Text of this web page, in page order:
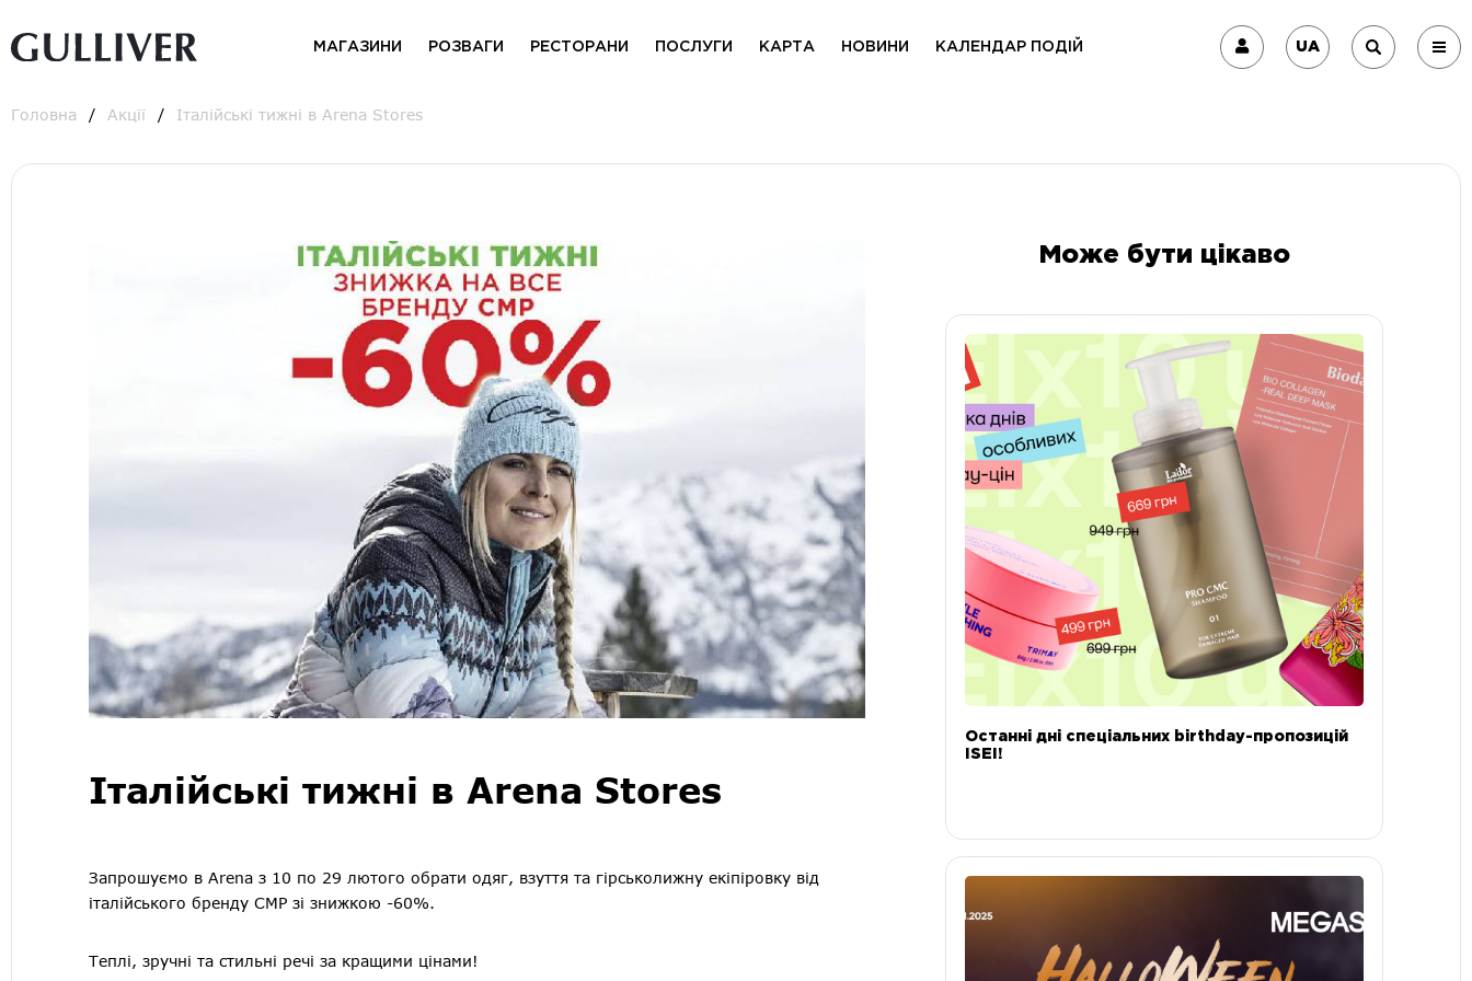
МАГАЗИНИ РОЗВАГИ РЕСТОРАНИ ПОСЛУГИ КАРТА НОВИНИ КАЛЕНДАР ПОДІЙ UA
Головна Акції Італійські тижні в Arena Stores
Італійські тижні в Arena Stores
Запрошуємо в Arena з 10 по 29 лютого обрати одяг, взуття та гірськолижну екіпіровку від
італійського бренду CMP зі знижкою -60%.
Теплі, зручні та стильні речі за кращими цінами!
Може бути цікаво
Останні дні спеціальних birthday-пропозицій
ISEI!